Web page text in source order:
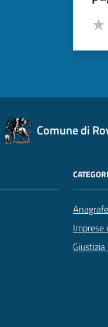
Comune di
Imprese